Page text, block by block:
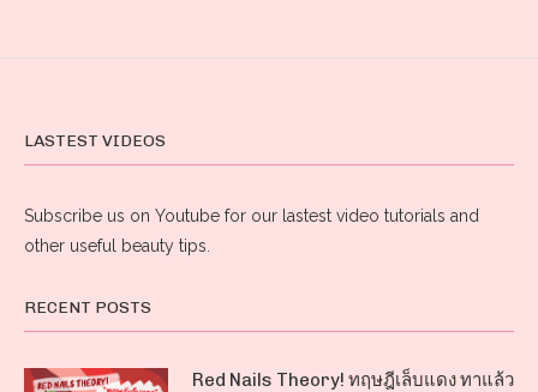
LASTEST VIDEOS
Subscribe us on Youtube for our lastest video tutorials and
other useful beauty tips.
RECENT POSTS
Red Nails Theory! ทฤษฎีเล็บแดง ทาแล้ว